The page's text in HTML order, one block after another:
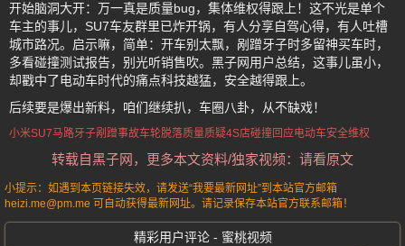
开始脑洞大开：万一真是质量bug，集体维权得跟上！这不光是单个
车主的事儿，SU7车友群里已炸开锅，有人分享自驾心得，有人吐槽
城市路况。启示嘛，简单：开车别太飘，剐蹭牙子时多留神买车时，
多看碰撞测试报告，别光听销售吹。黑子网用户总结，这事儿虽小，
却戳中了电动车时代的痛点科技越猛，安全越得跟上。
后续要是爆出新料，咱们继续扒，车圈八卦，从不缺戏！
小米SU7马路牙子剐蹭事故车轮脱落质量质疑4S店碰撞回应电动车安全维权
转载自黑子网，更多本文资料/独家视频：请看原文
小提示：如遇到本页链接失效，请发送“我要最新网址”到本站官方邮箱
heizi.me@pm.me 可自动获得最新网址。请记录保存本站官方联系邮箱！
精彩用户评论 - 蜜桃视频